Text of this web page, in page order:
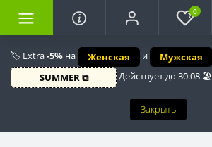
🏷️ Extra-5% на Женская и Мужская
SUMMER ⧉
Действует до 30.08 🏖️
Закрыть
0